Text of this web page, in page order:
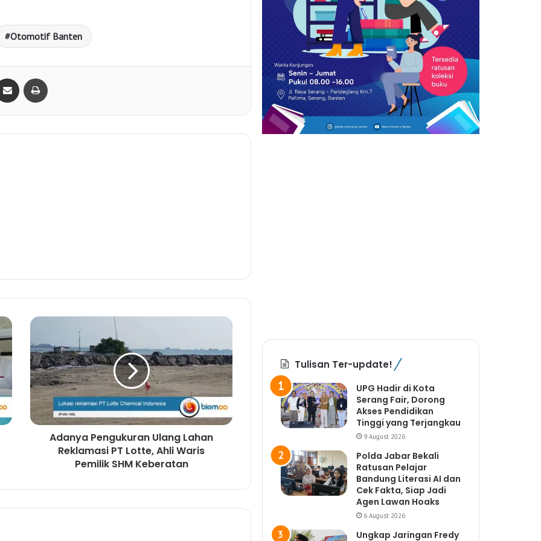
Otomotif Banten
Adanya Pengukuran Ulang Lahan
Reklamasi PT Lotte, Ahli Waris
Pemilik SHM Keberatan
Tulisan Ter-update!
UPG Hadir di Kota
Serang Fair, Dorong
Akses Pendidikan
Tinggi yang Terjangkau
9 August 2026
Polda Jabar Bekali
Ratusan Pelajar
Bandung Literasi AI dan
Cek Fakta, Siap Jadi
Agen Lawan Hoaks
6 August 2026
Ungkap Jaringan Fredy